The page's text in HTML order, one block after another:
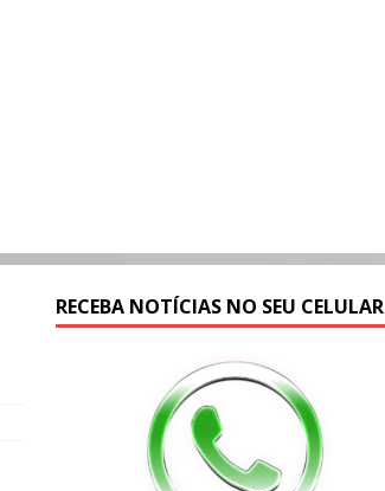
RECEBA NOTÍCIAS NO SEU CELULAR